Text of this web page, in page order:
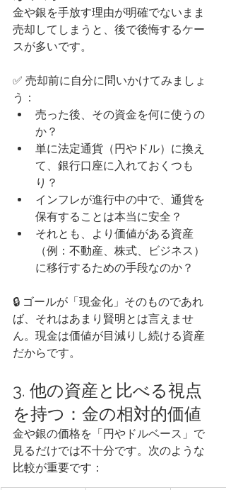
金や銀を手放す理由が明確でないまま
売却してしまうと、後で後悔するケー
スが多いです。
✅ 売却前に自分に問いかけてみましょ
う：
売った後、その資金を何に使うの
か？
単に法定通貨（円やドル）に換え
て、銀行口座に入れておくつも
り？
インフレが進行中の中で、通貨を
保有することは本当に安全？
それとも、より価値がある資産
（例：不動産、株式、ビジネス）
に移行するための手段なのか？
🔒 ゴールが「現金化」そのものであれ
ば、それはあまり賢明とは言えませ
ん。現金は価値が目減りし続ける資産
だからです。
3. 他の資産と比べる視点
を持つ：金の相対的価値
金や銀の価格を「円やドルベース」で
見るだけでは不十分です。次のような
比較が重要です：